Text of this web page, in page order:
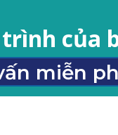
của
miễn